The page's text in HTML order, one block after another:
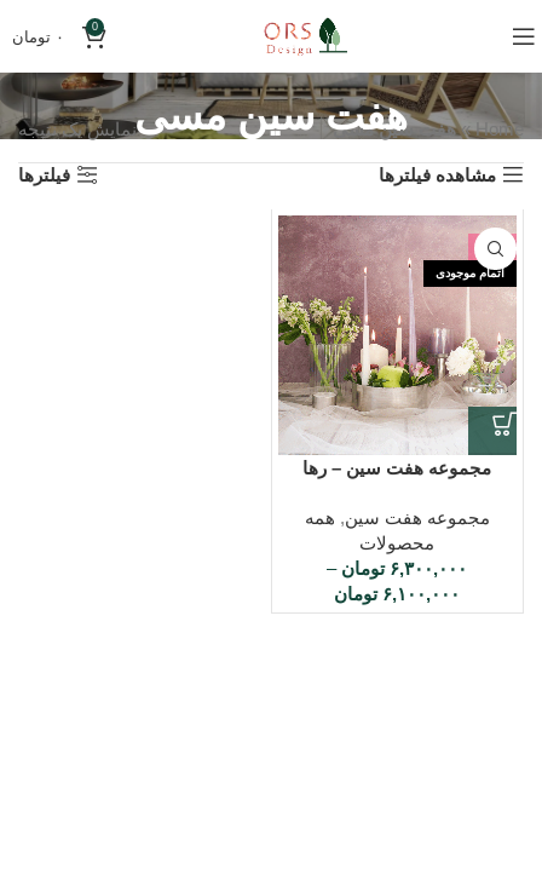
0
۰ تومان
هفت سین مسی Home
»هفت سین مسی نمایش یک نتیجه
مشاهده فیلترها فیلترها
-5%
اتمام موجودی
مجموعه هفت سین – رها
مجموعه هفت سین, همه
محصولات
۶,۳۰۰,۰۰۰ تومان –
۶,۱۰۰,۰۰۰ تومان